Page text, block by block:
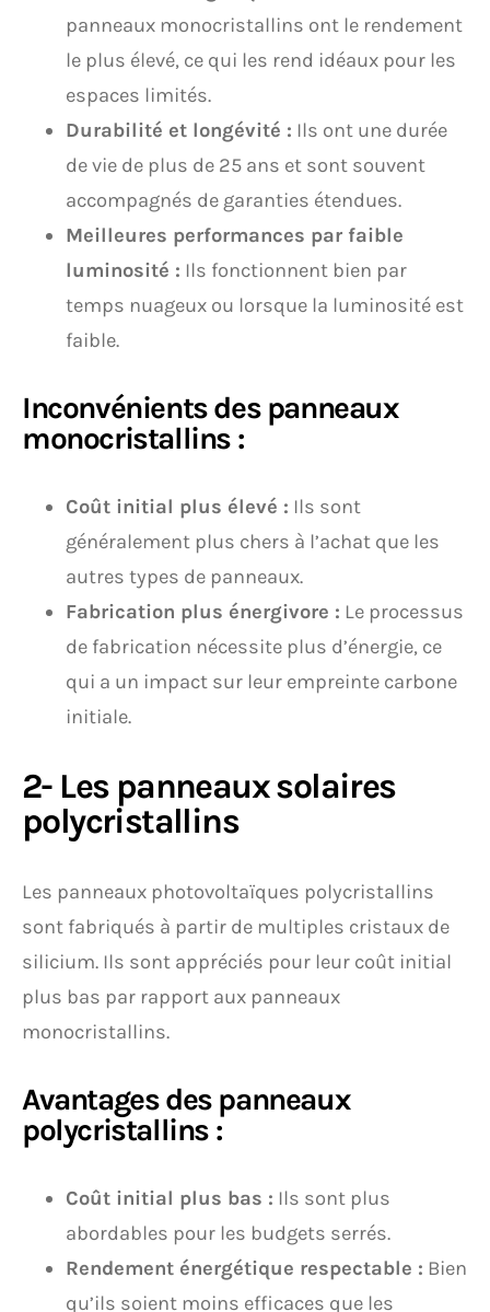
panneaux monocristallins ont le rendement
le plus élevé, ce qui les rend idéaux pour les
espaces limités.
Durabilité et longévité : Ils ont une durée
de vie de plus de 25 ans et sont souvent
accompagnés de garanties étendues.
Meilleures performances par faible
luminosité : Ils fonctionnent bien par
temps nuageux ou lorsque la luminosité est
faible.
Inconvénients des panneaux
monocristallins :
Coût initial plus élevé : Ils sont
généralement plus chers à l’achat que les
autres types de panneaux.
Fabrication plus énergivore : Le processus
de fabrication nécessite plus d’énergie, ce
qui a un impact sur leur empreinte carbone
initiale.
2- Les panneaux solaires
polycristallins
Les panneaux photovoltaïques polycristallins
sont fabriqués à partir de multiples cristaux de
silicium. Ils sont appréciés pour leur coût initial
plus bas par rapport aux panneaux
monocristallins.
Avantages des panneaux
polycristallins :
Coût initial plus bas : Ils sont plus
abordables pour les budgets serrés.
Rendement énergétique respectable : Bien
qu’ils soient moins efficaces que les